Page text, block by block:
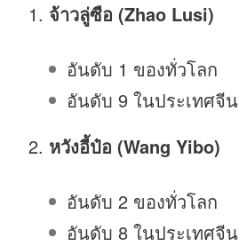
จ้าวลู่ซือ (Zhao Lusi)
อันดับ 1 ของทั่วโลก
อันดับ 9 ในประเทศจีน
หวังอี้ป๋อ (Wang Yibo)
อันดับ 2 ของทั่วโลก
อันดับ 8 ในประเทศจีน